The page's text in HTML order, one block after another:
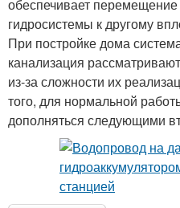
обеспечивает
гидросистемы к другому
При постройке дома
канализация
из-за сложности их
того, для нормальной
дополняться следующими